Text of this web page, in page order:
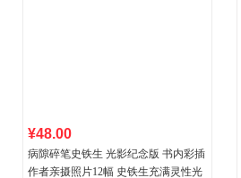
¥48.00
病隙碎笔史铁生 光影纪念版 书内彩插
作者亲摄照片12幅 史铁生充满灵性光